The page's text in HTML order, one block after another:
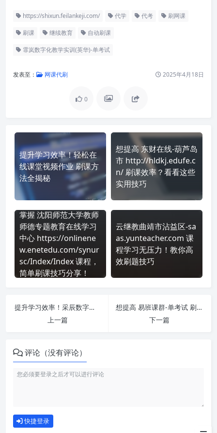
https://shixun.feilankeji.com/ 代学 代考 刷网课
刷课 继续教育 自动刷课
霏岚数字化教学实训(英华)-单考试
发表至： 网课代刷 2025年4月18日
0
提升学习效率！轻松在
线课堂视频作业 刷课方
法全揭秘
想提高 东财在线-葫芦岛
市 http://hldkj.edufe.c
n/ 刷课效率？看看这些
实用技巧
掌握 沈阳师范大学教师
师德专题教育在线学习
中心 https://onlinene
w.enetedu.com/synur
sc/Index/Index 课程，
简单刷课技巧分享！
云继教曲靖市沾益区-sa
as.yunteacher.com 课
程学习无压力！教你高
效刷题技巧
提升学习效率！采辰数字化教学实训(英华)-单考试 刷课方法全揭秘
上一篇
想提高 易班课群-单考试 刷课效率？看看这些实用技巧
下一篇
评论（没有评论）
快捷登录